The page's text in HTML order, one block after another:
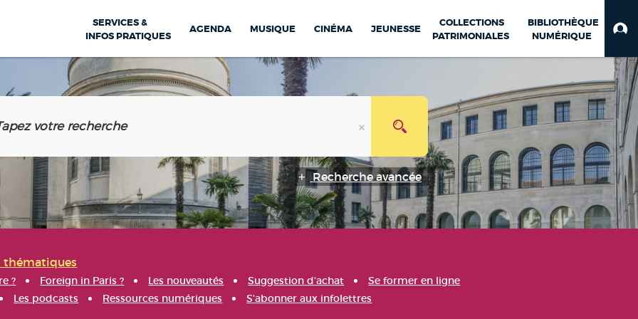
SERVICES &
INFOS PRATIQUES
AGENDA MUSIQUE CINÉMA JEUNESSE
COLLECTIONS
PATRIMONIALES
BIBLIOTHÈQUE
NUMÉRIQUE
Recherche avancée
thématiques
? Foreign in Paris ? Les nouveautés Suggestion d'achat
Se former en ligne
Les podcasts Ressources numériques S'abonner aux infolettres